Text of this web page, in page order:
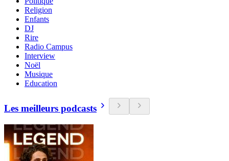
Religion
Enfants
DJ
Rire
Radio Campus
Interview
Noël
Musique
Education
Les meilleurs podcasts